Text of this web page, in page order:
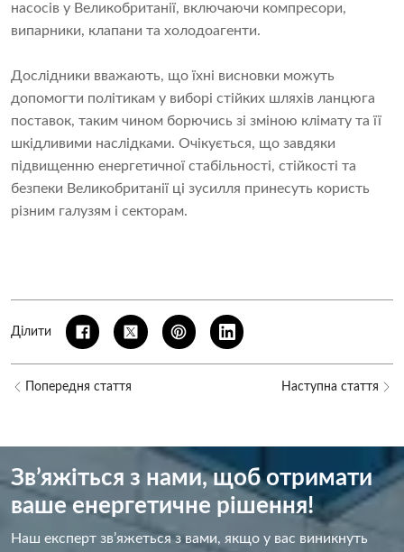
насосів у Великобританії, включаючи компресори,
випарники, клапани та холодоагенти.
Дослідники вважають, що їхні висновки можуть
допомогти політикам у виборі стійких шляхів ланцюга
поставок, таким чином борючись зі зміною клімату та її
шкідливими наслідками. Очікується, що завдяки
підвищенню енергетичної стабільності, стійкості та
безпеки Великобританії ці зусилля принесуть користь
різним галузям і секторам.
Ділити
Попередня стаття Наступна стаття
Зв’яжіться з нами, щоб отримати
ваше енергетичне рішення!
Наш експерт зв’яжеться з вами, якщо у вас виникнуть